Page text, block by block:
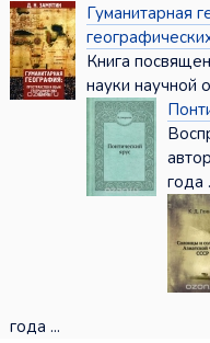
Гуманитарная
Книга
науки научной
года
года ...